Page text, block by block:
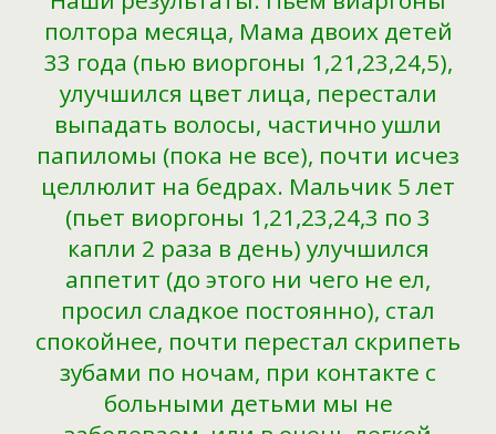
полтора месяца, Мама двоих детей
33 года (пью виоргоны 1,21,23,24,5),
улучшился цвет лица, перестали
выпадать волосы, частично ушли
папиломы (пока не все), почти исчез
целлюлит на бедрах. Мальчик 5 лет
(пьет виоргоны 1,21,23,24,3 по 3
капли 2 раза в день) улучшился
аппетит (до этого ни чего не ел,
просил сладкое постоянно), стал
спокойнее, почти перестал скрипеть
зубами по ночам, при контакте с
больными детьми мы не